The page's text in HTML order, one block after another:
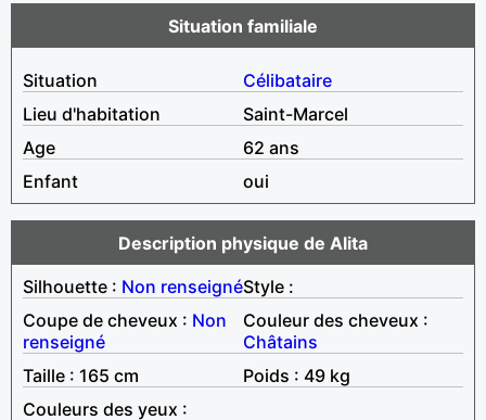
Situation familiale
Situation
Célibataire
Lieu d'habitation
Saint-Marcel
Age
62 ans
Enfant
oui
Description physique de Alita
Silhouette : Non renseignéStyle :
Coupe de cheveux : Non
renseigné
Couleur des cheveux :
Châtains
Taille : 165 cm
Poids : 49 kg
Couleurs des yeux :